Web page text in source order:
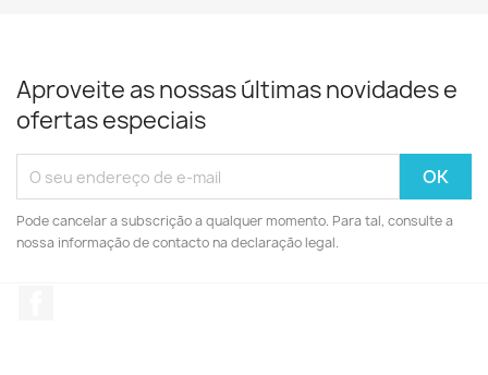
Aproveite as nossas últimas novidades e
ofertas especiais
Pode cancelar a subscrição a qualquer momento. Para tal, consulte a
nossa informação de contacto na declaração legal.